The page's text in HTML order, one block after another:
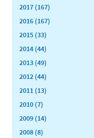
2017 (167)
2016 (167)
2015 (33)
2014 (44)
2013 (49)
2012 (44)
2011 (13)
2010 (7)
2009 (14)
2008 (8)